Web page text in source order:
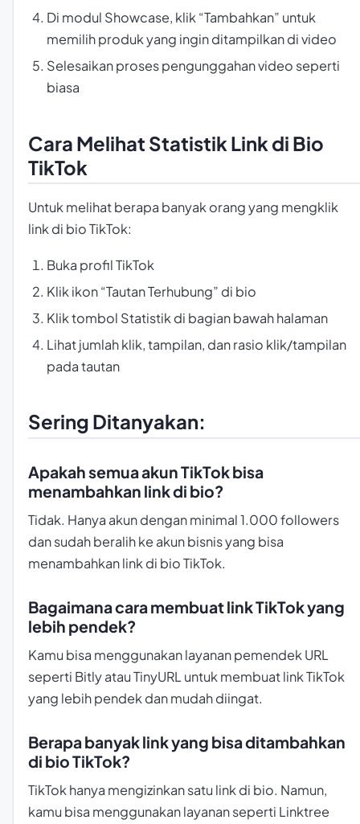
Di modul Showcase, klik “Tambahkan” untuk
memilih produk yang ingin ditampilkan di video
Selesaikan proses pengunggahan video seperti
biasa
Cara Melihat Statistik Link di Bio
TikTok
Untuk melihat berapa banyak orang yang mengklik
link di bio TikTok:
Buka profil TikTok
Klik ikon “Tautan Terhubung” di bio
Klik tombol Statistik di bagian bawah halaman
Lihat jumlah klik, tampilan, dan rasio klik/tampilan
pada tautan
Sering Ditanyakan:
Apakah semua akun TikTok bisa
menambahkan link di bio?
Tidak. Hanya akun dengan minimal 1.000 followers
dan sudah beralih ke akun bisnis yang bisa
menambahkan link di bio TikTok.
Bagaimana cara membuat link TikTok yang
lebih pendek?
Kamu bisa menggunakan layanan pemendek URL
seperti Bitly atau TinyURL untuk membuat link TikTok
yang lebih pendek dan mudah diingat.
Berapa banyak link yang bisa ditambahkan
di bio TikTok?
TikTok hanya mengizinkan satu link di bio. Namun,
kamu bisa menggunakan layanan seperti Linktree